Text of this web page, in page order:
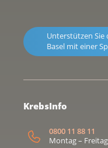
Unterstützen Sie
Basel mit einer
KrebsInfo
0800 11 88 11
Montag –